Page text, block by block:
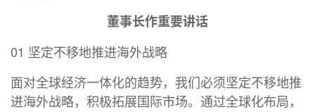
董事长作重要讲话
01 坚定不移地推进海外战略
面对全球经济一体化的趋势，我们必须坚定不移地推
进海外战略，积极拓展国际市场。通过全球化布局，